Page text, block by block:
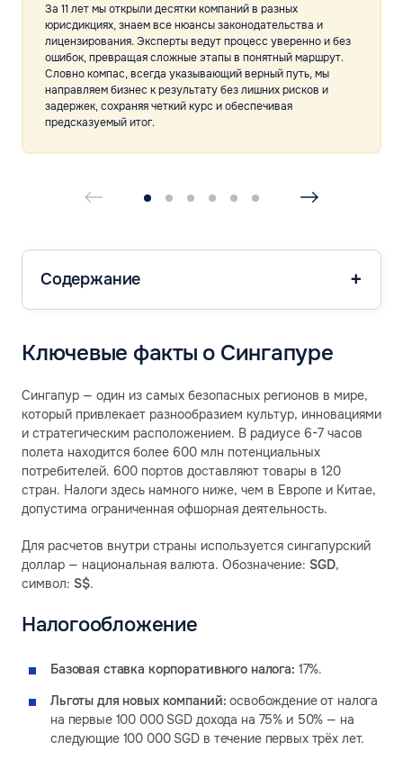
За 11 лет мы открыли десятки компаний в разных
юрисдикциях, знаем все нюансы законодательства и
лицензирования. Эксперты ведут процесс уверенно и без
ошибок, превращая сложные этапы в понятный маршрут.
Словно компас, всегда указывающий верный путь, мы
направляем бизнес к результату без лишних рисков и
задержек, сохраняя четкий курс и обеспечивая
предсказуемый итог.
Содержание
Ключевые факты о Сингапуре
Сингапур — один из самых безопасных регионов в мире,
который привлекает разнообразием культур, инновациями
и стратегическим расположением. В радиусе 6-7 часов
полета находится более 600 млн потенциальных
потребителей. 600 портов доставляют товары в 120
стран. Налоги здесь намного ниже, чем в Европе и Китае,
допустима ограниченная офшорная деятельность.
Для расчетов внутри страны используется сингапурский
доллар — национальная валюта. Обозначение: SGD,
символ: S$.
Налогообложение
Базовая ставка корпоративного налога: 17%.
Льготы для новых компаний: освобождение от налога
на первые 100 000 SGD дохода на 75% и 50% — на
следующие 100 000 SGD в течение первых трёх лет.